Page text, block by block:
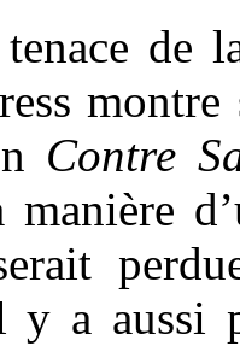
de
Contre
y a aussi